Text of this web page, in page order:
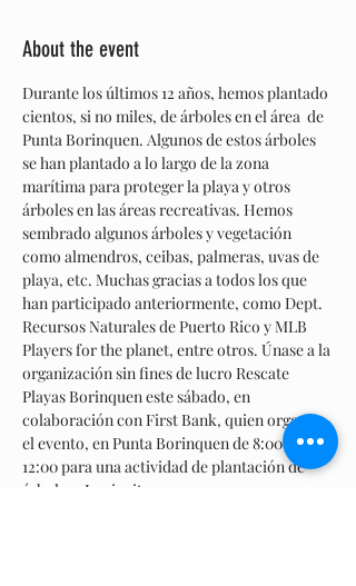
About the event
Durante los últimos 12 años, hemos plantado
cientos, si no miles, de árboles en el área  de
Punta Borinquen. Algunos de estos árboles
se han plantado a lo largo de la zona
marítima para proteger la playa y otros
árboles en las áreas recreativas. Hemos
sembrado algunos árboles y vegetación
como almendros, ceibas, palmeras, uvas de
playa, etc. Muchas gracias a todos los que
han participado anteriormente, como Dept.
Recursos Naturales de Puerto Rico y MLB
Players for the planet, entre otros. Únase a la
organización sin fines de lucro Rescate
Playas Borinquen este sábado, en
colaboración con First Bank, quien organiza
el evento, en Punta Borinquen de 8:00 a
12:00 para una actividad de plantación de
árboles.  Les invitamos a que vengan y